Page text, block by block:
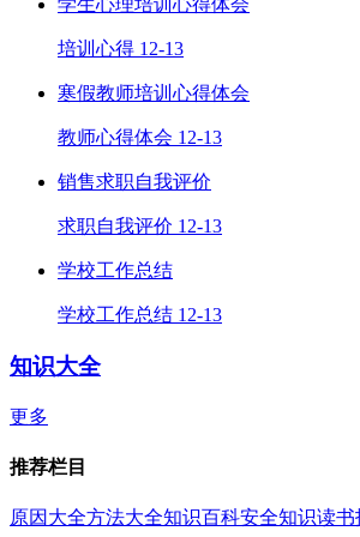
学生心理培训心得体会
培训心得 12-13
寒假教师培训心得体会
教师心得体会 12-13
销售求职自我评价
求职自我评价 12-13
学校工作总结
学校工作总结 12-13
知识大全
更多
推荐栏目
原因大全方法大全知识百科安全知识读书